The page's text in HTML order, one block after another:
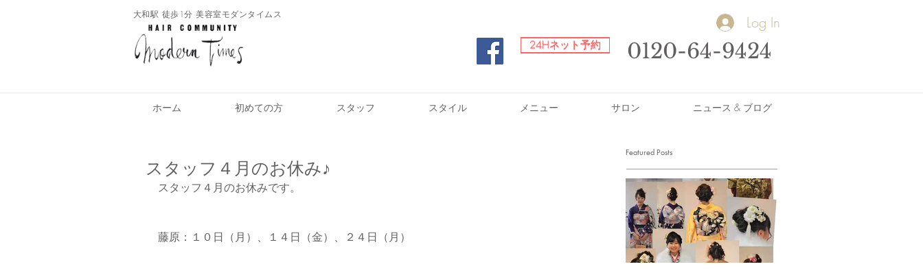
​大和駅 徒歩1分 美容室モダンタイムス Log In
24Hネット予約
24Hネット予約 0120-64-9424
ホーム 初めての方 スタッフ スタイル メニュー サロン ニュース & ブログ
スタッフ４月のお休み♪
スタッフ４月のお休みです。
藤原：１０日（月）、１４日（金）、２４日（月）
Featured Posts